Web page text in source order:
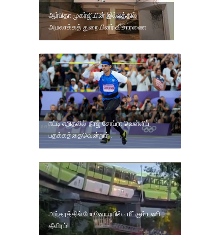
ஆர்பிதா முகர்ஜியின் இல்லத்தில்
அமலாக்கத் துறையினர் விசாரணை
ஈட்டி எறிதலில் நீரஜ் சோப்ரா வெள்ளிப்
பதக்கத்தைவென்றார் .
அந்தரத்தில் மோனோ ரயில் - மீட்கும் பணி
தீவிரம்!